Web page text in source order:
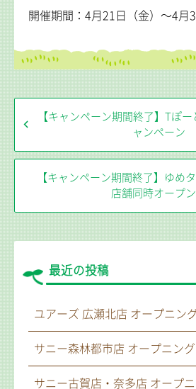
開催期間：4月21日（金）～4月
【キャンペーン期間終了】Tぽ
ャンペーン
【キャンペーン期間終了】ゆめ
店舗同時オープン
最近の投稿
ユアーズ 広瀬北店 オープニン
サニー森林都市店 オープニング
サニー古賀店・奈多店 オープ